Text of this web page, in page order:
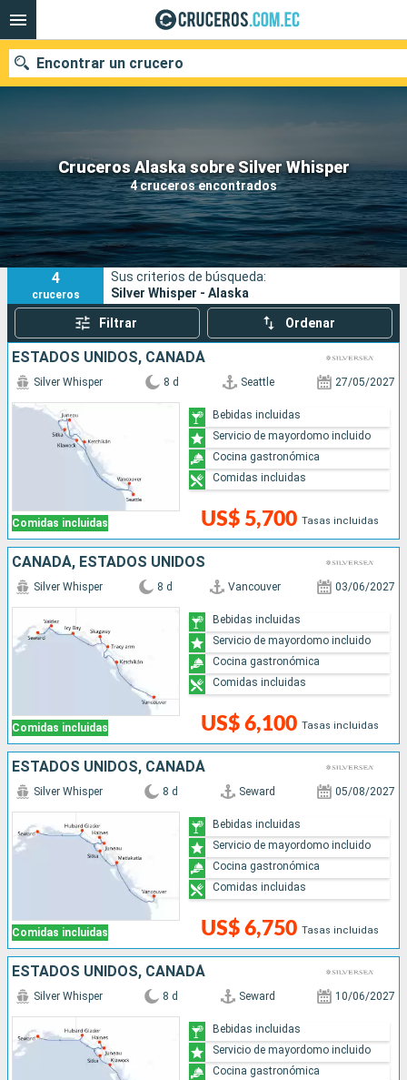
Cruceros Alaska sobre Silver Whisper
4 cruceros encontrados
Encontrar un crucero
Nuestros destinos
Fecha de salida
Puertos Compañías
Buscar
4
cruceros
Sus criterios de búsqueda:
Silver Whisper - Alaska
Filtrar Ordenar
ESTADOS UNIDOS, CANADÁ
Comidas incluidas
Silver Whisper 8 d Seattle 27/05/2027
US$ 5,700 Tasas incluidas
Bebidas incluidas
Servicio de mayordomo incluido
Cocina gastronómica
Comidas incluidas
CANADÁ, ESTADOS UNIDOS
Comidas incluidas
Silver Whisper 8 d Vancouver 03/06/2027
US$ 6,100 Tasas incluidas
Bebidas incluidas
Servicio de mayordomo incluido
Cocina gastronómica
Comidas incluidas
ESTADOS UNIDOS, CANADÁ
Comidas incluidas
Silver Whisper 8 d Seward 05/08/2027
US$ 6,750 Tasas incluidas
Bebidas incluidas
Servicio de mayordomo incluido
Cocina gastronómica
Comidas incluidas
ESTADOS UNIDOS, CANADÁ
Silver Whisper 8 d Seward 10/06/2027
Bebidas incluidas
Servicio de mayordomo incluido
Cocina gastronómica